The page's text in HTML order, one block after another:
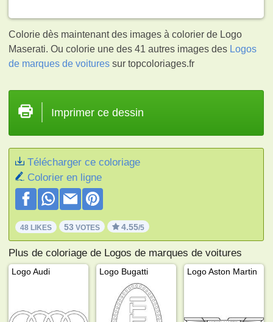
Colorie dès maintenant des images à colorier de Logo
Maserati. Ou colorie une des 41 autres images des Logos
de marques de voitures sur topcoloriages.fr
Imprimer ce dessin
Télécharger ce coloriage
Colorier en ligne
48 LIKES 53 VOTES 4.55/5
Plus de coloriage de Logos de marques de voitures
Logo Audi Logo Bugatti Logo Aston Martin